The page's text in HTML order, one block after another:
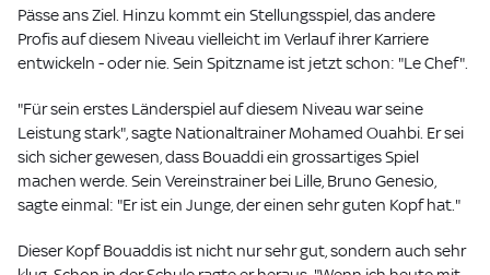
Pässe ans Ziel. Hinzu kommt ein Stellungsspiel, das andere
Profis auf diesem Niveau vielleicht im Verlauf ihrer Karriere
entwickeln - oder nie. Sein Spitzname ist jetzt schon: "Le Chef".
"Für sein erstes Länderspiel auf diesem Niveau war seine
Leistung stark", sagte Nationaltrainer Mohamed Ouahbi. Er sei
sich sicher gewesen, dass Bouaddi ein grossartiges Spiel
machen werde. Sein Vereinstrainer bei Lille, Bruno Genesio,
sagte einmal: "Er ist ein Junge, der einen sehr guten Kopf hat."
Dieser Kopf Bouaddis ist nicht nur sehr gut, sondern auch sehr